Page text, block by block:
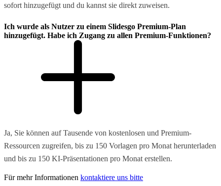
sofort hinzugefügt und du kannst sie direkt zuweisen.
Ich wurde als Nutzer zu einem Slidesgo Premium-Plan
hinzugefügt. Habe ich Zugang zu allen Premium-Funktionen?
Ja, Sie können auf Tausende von kostenlosen und Premium-
Ressourcen zugreifen, bis zu 150 Vorlagen pro Monat herunterladen
und bis zu 150 KI-Präsentationen pro Monat erstellen.
Für mehr Informationen kontaktiere uns bitte